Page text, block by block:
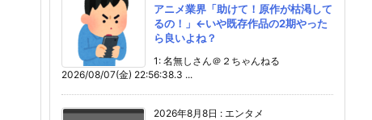
アニメ業界「助けて！原作が枯渇して
るの！」←いや既存作品の2期やった
ら良いよね？
1: 名無しさん＠２ちゃんねる
2026/08/07(金) 22:56:38.3 ...
2026年8月8日 : エンタメ